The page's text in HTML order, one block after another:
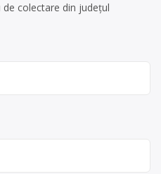
colectare din județul